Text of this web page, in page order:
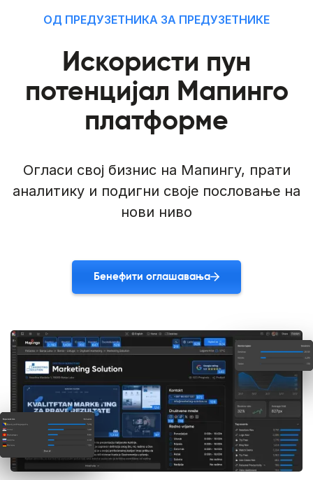
ОД ПРЕДУЗЕТНИКА ЗА ПРЕДУЗЕТНИКЕ
Искористи пун
потенцијал Мапинго
платформе
Огласи свој бизнис на Мапингу, прати
аналитику и подигни своје пословање на
нови ниво
Бенефити оглашавања